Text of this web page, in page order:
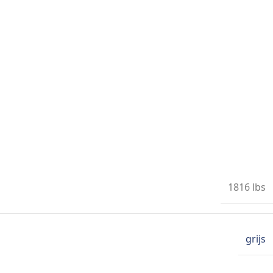
1816 lbs
grijs